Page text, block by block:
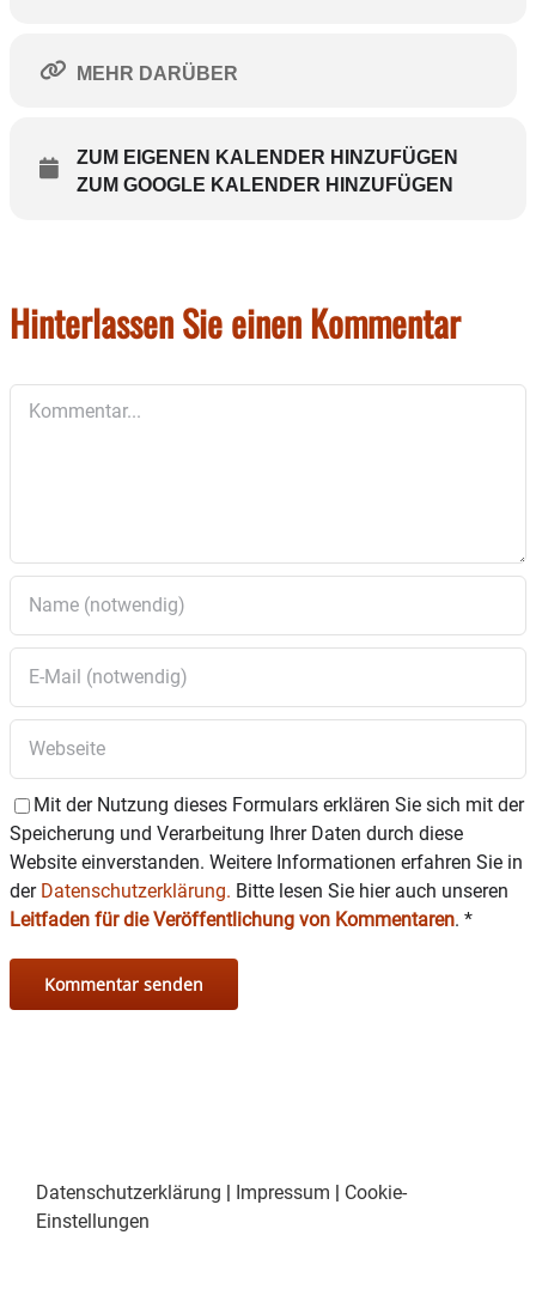
MEHR DARÜBER
ZUM EIGENEN KALENDER HINZUFÜGEN
ZUM GOOGLE KALENDER HINZUFÜGEN
Hinterlassen Sie einen Kommentar
Mit der Nutzung dieses Formulars erklären Sie sich mit der
Speicherung und Verarbeitung Ihrer Daten durch diese
Website einverstanden. Weitere Informationen erfahren Sie in
der Datenschutzerklärung. Bitte lesen Sie hier auch unseren
Leitfaden für die Veröffentlichung von Kommentaren. *
Datenschutzerklärung | Impressum | Cookie-
Einstellungen